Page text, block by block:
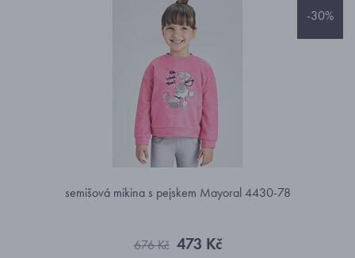
-30%
semišová mikina s pejskem Mayoral 4430-78
676 Kč 473 Kč